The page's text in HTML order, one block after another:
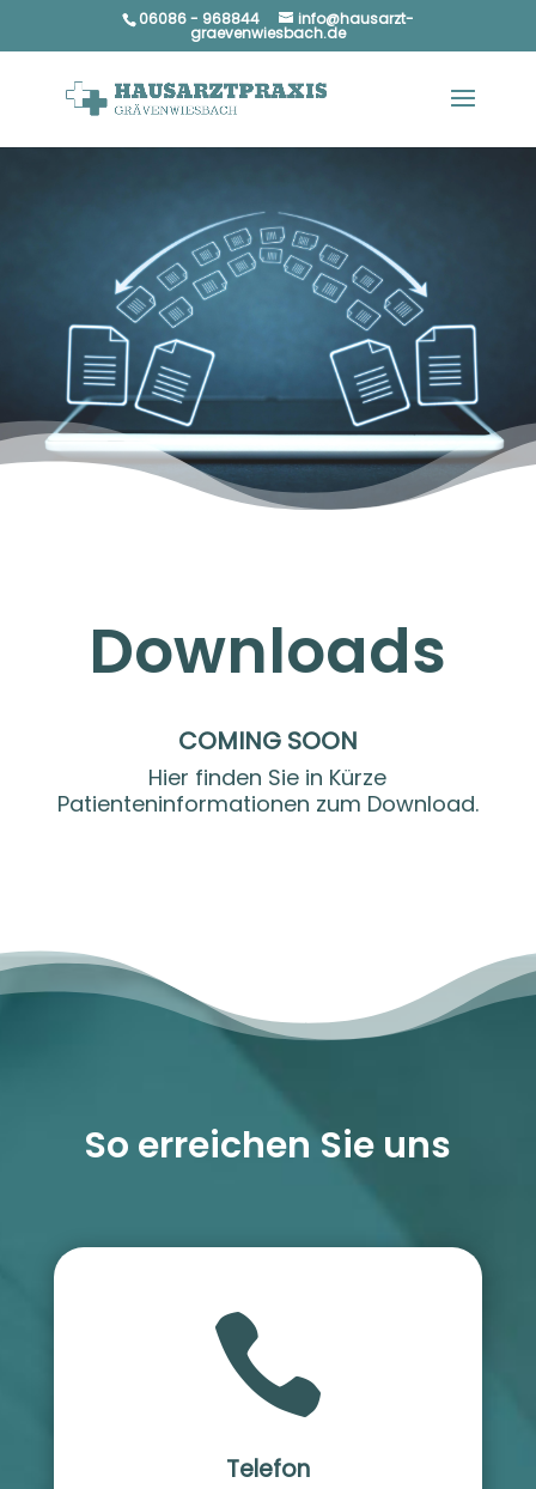
06086 - 968844 info@hausarzt-
graevenwiesbach.de
Downloads
COMING SOON
Hier finden Sie in Kürze
Patienteninformationen zum Download.
So erreichen Sie uns

Telefon